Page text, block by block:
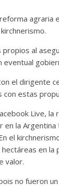
al
eventual
el dirigente
con estas
Live,
la
el
en la
valor.
no fueron